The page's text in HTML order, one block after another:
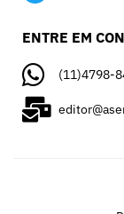
ENTRE EM
(11)4798-